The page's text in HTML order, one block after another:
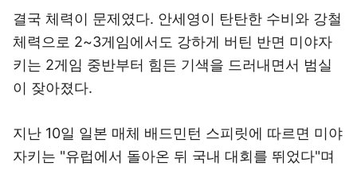
결국 체력이 문제였다. 안세영이 탄탄한 수비와 강철
체력으로 2~3게임에서도 강하게 버틴 반면 미야자
키는 2게임 중반부터 힘든 기색을 드러내면서 범실
이 잦아졌다.
지난 10일 일본 매체 배드민턴 스피릿에 따르면 미야
자키는 "유럽에서 돌아온 뒤 국내 대회를 뛰었다"며